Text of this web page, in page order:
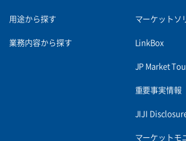
用途から探す
業務内容から探す
マーケットソ
LinkBox
JP Market
重要事実情報
JIJI
マーケットモ